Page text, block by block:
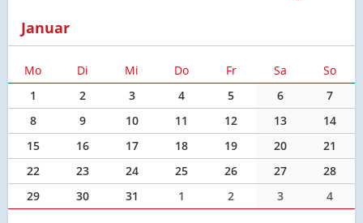
Januar
Mo Di Mi Do Fr Sa
So
1
2 3 4 5 6
7
8
9 10 11 12 13
14
15
16 17 18 19 20
21
22
23 24 25 26 27
28
29
30 31 1 2 3 4